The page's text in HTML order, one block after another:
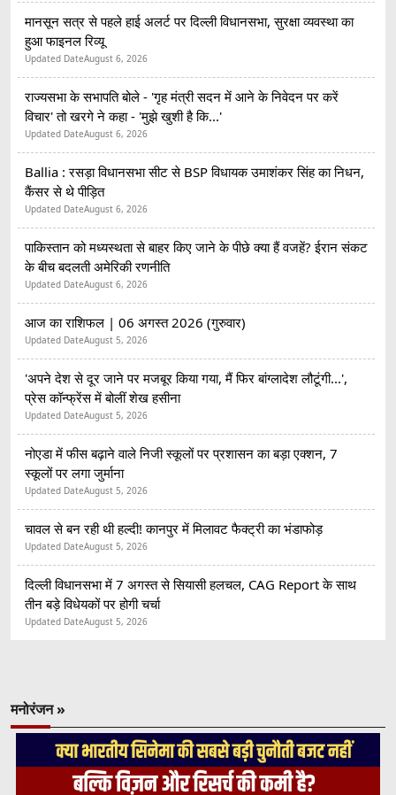
मानसून सत्र से पहले हाई अलर्ट पर दिल्ली विधानसभा, सुरक्षा व्यवस्था का
हुआ फाइनल रिव्यू
Updated DateAugust 6, 2026
राज्यसभा के सभापति बोले - 'गृह मंत्री सदन में आने के निवेदन पर करें
विचार' तो खरगे ने कहा - 'मुझे खुशी है कि...'
Updated DateAugust 6, 2026
Ballia : रसड़ा विधानसभा सीट से BSP विधायक उमाशंकर सिंह का निधन,
कैंसर से थे पीड़ित
Updated DateAugust 6, 2026
पाकिस्तान को मध्यस्थता से बाहर किए जाने के पीछे क्या हैं वजहें? ईरान संकट
के बीच बदलती अमेरिकी रणनीति
Updated DateAugust 6, 2026
आज का राशिफल | 06 अगस्त 2026 (गुरुवार)
Updated DateAugust 5, 2026
'अपने देश से दूर जाने पर मजबूर किया गया, मैं फिर बांग्लादेश लौटूंगी...',
प्रेस कॉन्फ्रेंस में बोलीं शेख हसीना
Updated DateAugust 5, 2026
नोएडा में फीस बढ़ाने वाले निजी स्कूलों पर प्रशासन का बड़ा एक्शन, 7
स्कूलों पर लगा जुर्माना
Updated DateAugust 5, 2026
चावल से बन रही थी हल्दी! कानपुर में मिलावट फैक्ट्री का भंडाफोड़
Updated DateAugust 5, 2026
दिल्ली विधानसभा में 7 अगस्त से सियासी हलचल, CAG Report के साथ
तीन बड़े विधेयकों पर होगी चर्चा
Updated DateAugust 5, 2026
मनोरंजन »